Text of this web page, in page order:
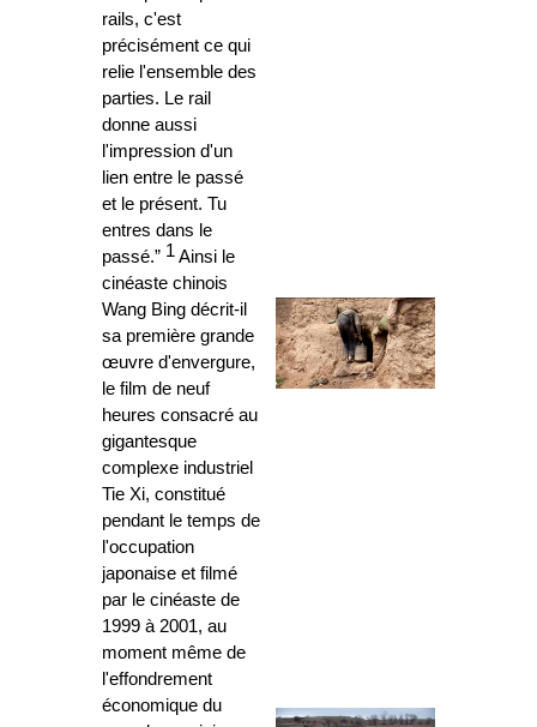
rails, c'est
précisément ce qui
relie l'ensemble des
parties. Le rail
donne aussi
l'impression d'un
lien entre le passé
et le présent. Tu
entres dans le
passé.” 1 Ainsi le
cinéaste chinois
Wang Bing décrit-il
sa première grande
œuvre d'envergure,
le film de neuf
heures consacré au
gigantesque
complexe industriel
Tie Xi, constitué
pendant le temps de
l'occupation
japonaise et filmé
par le cinéaste de
1999 à 2001, au
moment même de
l'effondrement
économique du